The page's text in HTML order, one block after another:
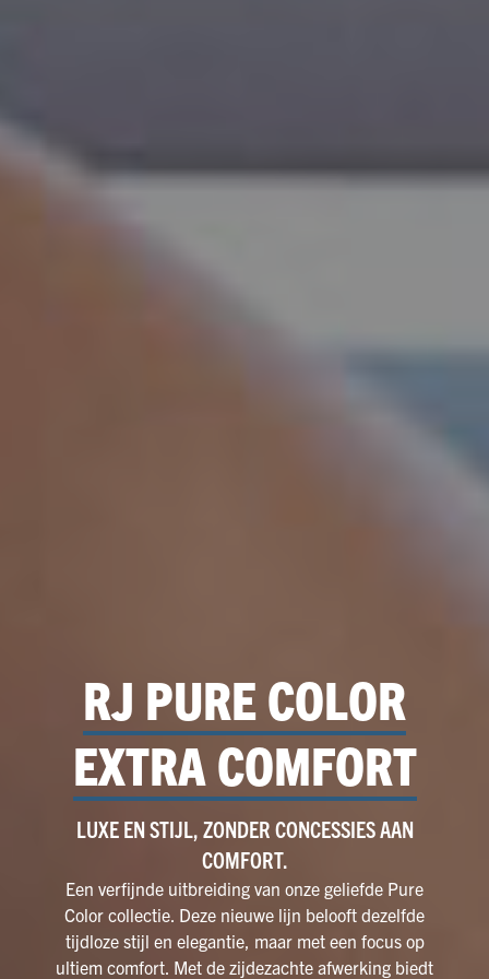
RJ PURE COLOR
EXTRA COMFORT
LUXE EN STIJL, ZONDER CONCESSIES AAN
COMFORT.
Een verfijnde uitbreiding van onze geliefde Pure
Color collectie. Deze nieuwe lijn belooft dezelfde
tijdloze stijl en elegantie, maar met een focus op
ultiem comfort. Met de zijdezachte afwerking biedt